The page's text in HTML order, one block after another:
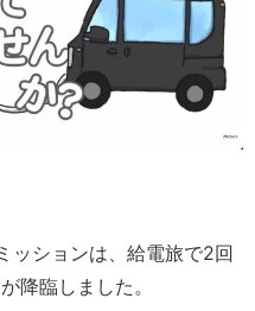
ッションは、給電旅で2回
降臨しました。